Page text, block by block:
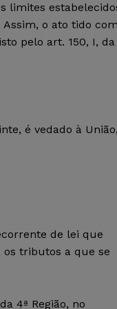
limites
o ato tido
pelo art. 150, I, da
é vedado à União,
de lei que
os tributos a que se
4ª Região, no